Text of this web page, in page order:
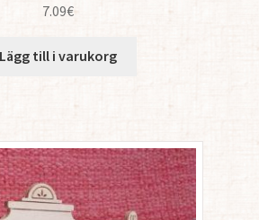
7.09€
Lägg till i varukorg